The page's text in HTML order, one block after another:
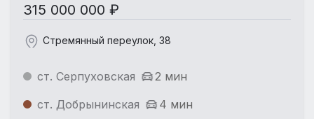
315 000 000 ₽
Стремянный переулок, 38
ст. Серпуховская
2 мин
ст. Добрынинская
4 мин